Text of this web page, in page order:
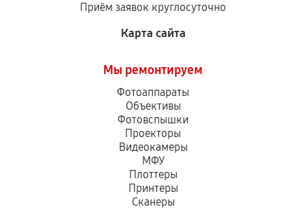
Приём заявок круглосуточно
Карта сайта
Мы ремонтируем
Фотоаппараты
Объективы
Фотовспышки
Проекторы
Видеокамеры
МФУ
Плоттеры
Принтеры
Сканеры